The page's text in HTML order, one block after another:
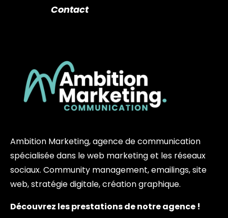
Contact
Ambition Marketing, agence de communication
spécialisée dans le web marketing et les réseaux
sociaux. Community management, emailings, site
web, stratégie digitale, création graphique.
Découvrez les prestations de notre agence !